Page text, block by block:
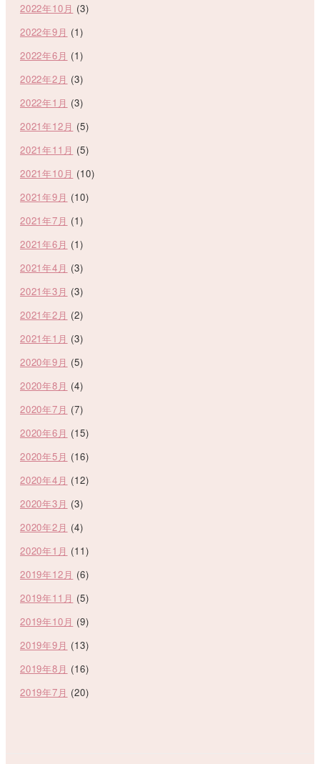
2022年10月 (3)
2022年9月 (1)
2022年6月 (1)
2022年2月 (3)
2022年1月 (3)
2021年12月 (5)
2021年11月 (5)
2021年10月 (10)
2021年9月 (10)
2021年7月 (1)
2021年6月 (1)
2021年4月 (3)
2021年3月 (3)
2021年2月 (2)
2021年1月 (3)
2020年9月 (5)
2020年8月 (4)
2020年7月 (7)
2020年6月 (15)
2020年5月 (16)
2020年4月 (12)
2020年3月 (3)
2020年2月 (4)
2020年1月 (11)
2019年12月 (6)
2019年11月 (5)
2019年10月 (9)
2019年9月 (13)
2019年8月 (16)
2019年7月 (20)